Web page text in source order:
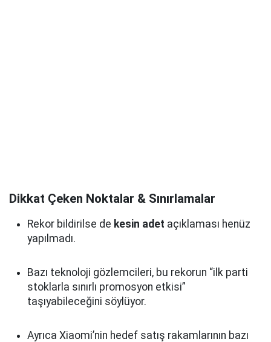
Dikkat Çeken Noktalar & Sınırlamalar
Rekor bildirilse de kesin adet açıklaması henüz
yapılmadı.
Bazı teknoloji gözlemcileri, bu rekorun “ilk parti
stoklarla sınırlı promosyon etkisi”
taşıyabileceğini söylüyor.
Ayrıca Xiaomi’nin hedef satış rakamlarının bazı